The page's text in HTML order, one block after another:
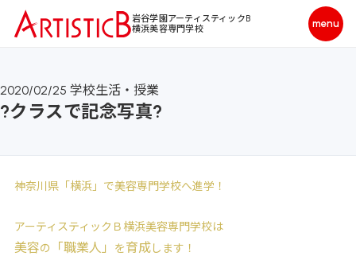
岩谷学園アーティスティックB
横浜美容専門学校
2020/02/25 学校生活・授業
?クラスで記念写真?
神奈川県「横浜」で美容専門学校へ進学！
アーティスティックＢ横浜美容専門学校は
美容の 「職業人」 を育成します！